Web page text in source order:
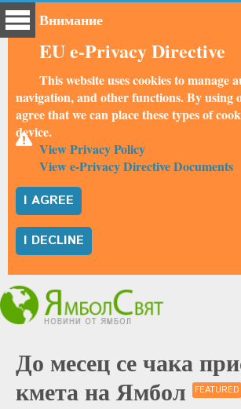
Внимание
EU e-Privacy Directive
This website uses cookies to manage
navigation, and other functions. By using
agree that we can place these types of
device.
View Privacy Policy
View e-Privacy Directive Documents
I AGREE
I DECLINE
До месец се чака
кмета на Ямбол
FEATURED